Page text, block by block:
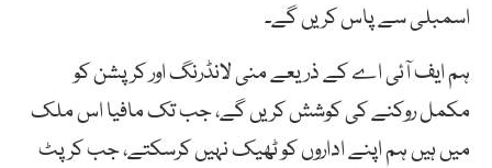
اسمبلی سے پاس کریں گے۔
ہم ایف آئی اے کے ذریعے منی لانڈرنگ اور کرپشن کو
مکمل روکنے کی کوشش کریں گے، جب تک مافیا اس ملک
میں ہیں ہم اپنے اداروں کو ٹھیک نہیں کرسکتے، جب کرپٹ